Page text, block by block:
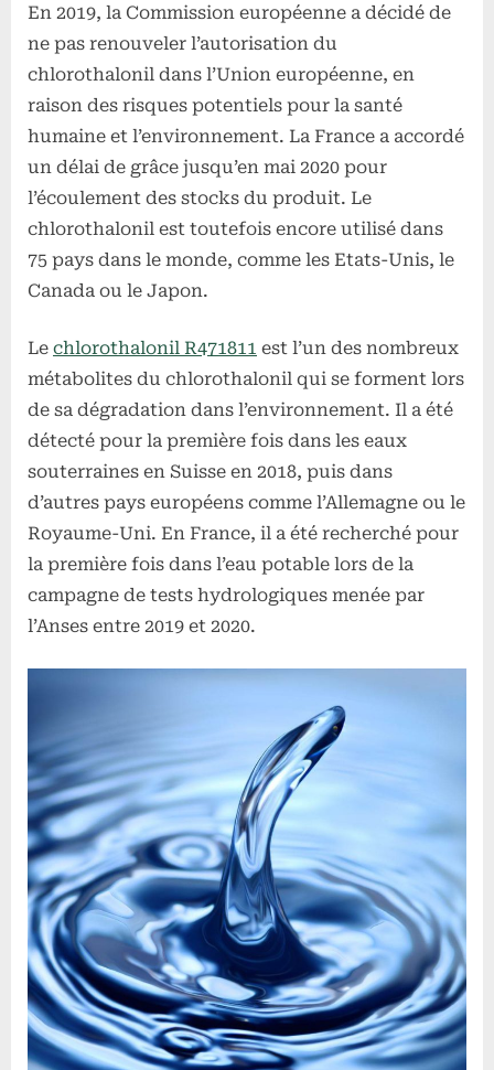
En 2019, la Commission européenne a décidé de
ne pas renouveler l’autorisation du
chlorothalonil dans l’Union européenne, en
raison des risques potentiels pour la santé
humaine et l’environnement. La France a accordé
un délai de grâce jusqu’en mai 2020 pour
l’écoulement des stocks du produit. Le
chlorothalonil est toutefois encore utilisé dans
75 pays dans le monde, comme les Etats-Unis, le
Canada ou le Japon.
Le chlorothalonil R471811 est l’un des nombreux
métabolites du chlorothalonil qui se forment lors
de sa dégradation dans l’environnement. Il a été
détecté pour la première fois dans les eaux
souterraines en Suisse en 2018, puis dans
d’autres pays européens comme l’Allemagne ou le
Royaume-Uni. En France, il a été recherché pour
la première fois dans l’eau potable lors de la
campagne de tests hydrologiques menée par
l’Anses entre 2019 et 2020.